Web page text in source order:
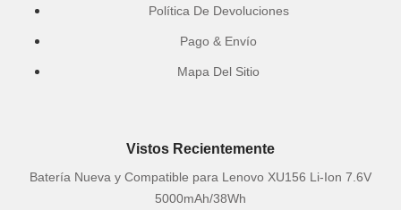
Política De Devoluciones
Pago & Envío
Mapa Del Sitio
Vistos Recientemente
Batería Nueva y Compatible para Lenovo XU156 Li-Ion 7.6V
5000mAh/38Wh